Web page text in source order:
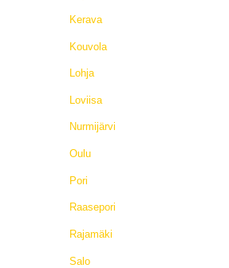
Kerava
Kouvola
Lohja
Loviisa
Nurmijärvi
Oulu
Pori
Raasepori
Rajamäki
Salo